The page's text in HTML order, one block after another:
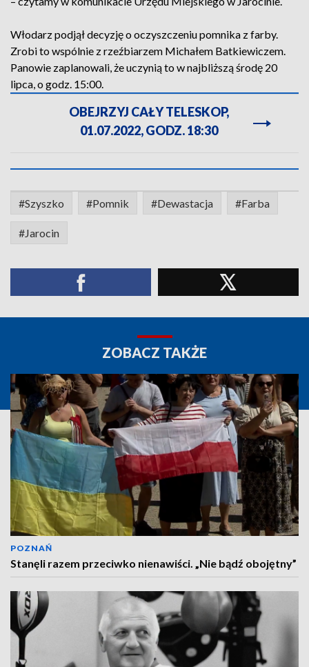
Włodarz podjął decyzję o oczyszczeniu pomnika z farby.
Zrobi to wspólnie z rzeźbiarzem Michałem Batkiewiczem.
Panowie zaplanowali, że uczynią to w najbliższą środę 20
lipca, o godz. 15:00.
OBEJRZYJ CAŁY TELESKOP,
01.07.2022, GODZ. 18:30
#Szyszko #Pomnik #Dewastacja #Farba
#Jarocin
ZOBACZ TAKŻE
POZNAŃ
Stanęli razem przeciwko nienawiści. „Nie bądź obojętny”